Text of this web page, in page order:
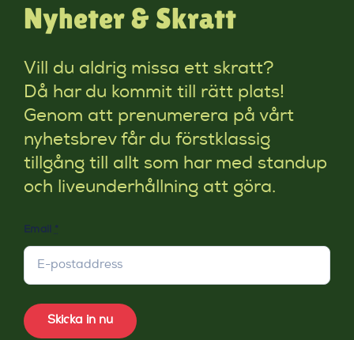
Nyheter & Skratt
Vill du aldrig missa ett skratt?
Då har du kommit till rätt plats!
Genom att prenumerera på vårt
nyhetsbrev får du förstklassig
tillgång till allt som har med standup
och liveunderhållning att göra.
Email *
Skicka in nu